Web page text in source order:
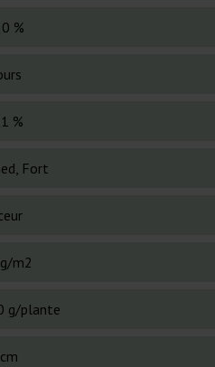
%
%
Fort
m2
g/plante